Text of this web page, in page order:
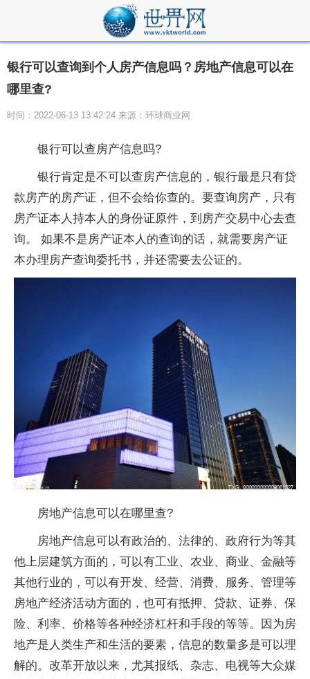
银行可以查询到个人房产信息吗？房地产信息可以在
哪里查?
时间：2022-06-13 13:42:24 来源：环球商业网
银行可以查房产信息吗?
银行肯定是不可以查房产信息的，银行最是只有贷
款房产的房产证，但不会给你查的。要查询房产，只有
房产证本人持本人的身份证原件，到房产交易中心去查
询。 如果不是房产证本人的查询的话，就需要房产证
本办理房产查询委托书，并还需要去公证的。
房地产信息可以在哪里查?
房地产信息可以有政治的、法律的、政府行为等其
他上层建筑方面的，可以有工业、农业、商业、金融等
其他行业的，可以有开发、经营、消费、服务、管理等
房地产经济活动方面的，也可有抵押、贷款、证券、保
险、利率、价格等各种经济杠杆和手段的等等。因为房
地产是人类生产和生活的要素，信息的数量多是可以理
解的。改革开放以来，尤其报纸、杂志、电视等大众媒